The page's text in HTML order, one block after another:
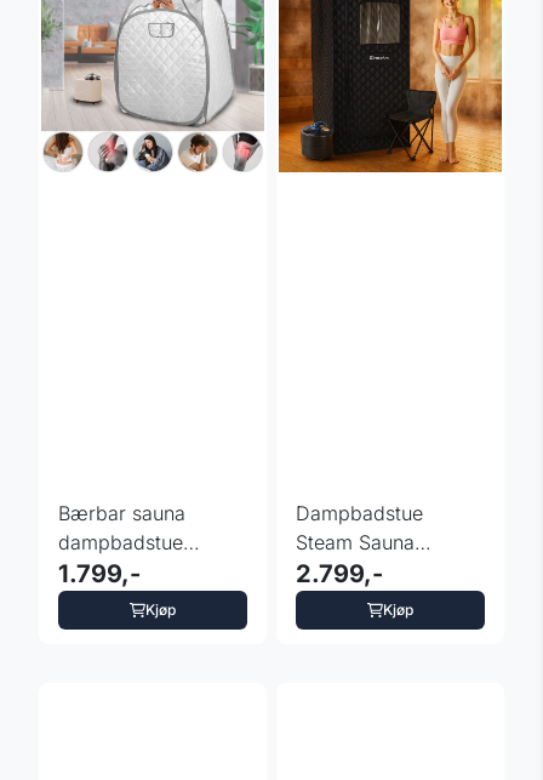
Bærbar sauna
dampbadstue
inSPORTline
Steamona II
1.799,-
Kjøp
Dampbadstue
Steam Sauna
inSPORTline
Klementina II – ...
2.799,-
Kjøp